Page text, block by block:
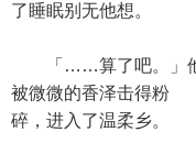
了睡眠别无他想。
「……算了吧。」他
被微微的香泽击得粉
碎，进入了温柔乡。